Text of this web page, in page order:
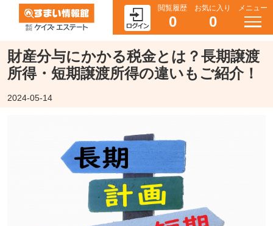
閲覧履歴
0
お気に入り
0
メニュー
財産分与にかかる税金とは？長期譲渡
所得・短期譲渡所得の違いもご紹介！
2024-05-14